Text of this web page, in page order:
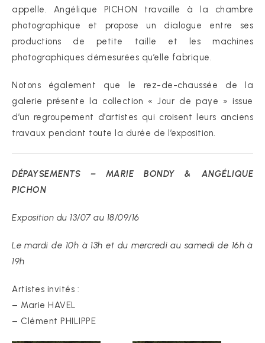
appelle. Angélique PICHON travaille à la chambre
photographique et propose un dialogue entre ses
productions de petite taille et les machines
photographiques démesurées qu’elle fabrique.
Notons également que le rez-de-chaussée de la
galerie présente la collection « Jour de paye » issue
d’un regroupement d’artistes qui croisent leurs anciens
travaux pendant toute la durée de l’exposition.
DÉPAYSEMENTS – MARIE BONDY & ANGÉLIQUE
PICHON
Exposition du 13/07 au 18/09/16
Le mardi de 10h à 13h et du mercredi au samedi de 16h à
19h
Artistes invités :
– Marie HAVEL
– Clément PHILIPPE